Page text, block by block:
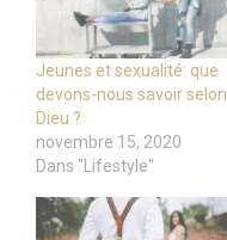
Jeunes et sexualité: que
devons-nous savoir selon
Dieu ?
novembre 15, 2020
Dans "Lifestyle"